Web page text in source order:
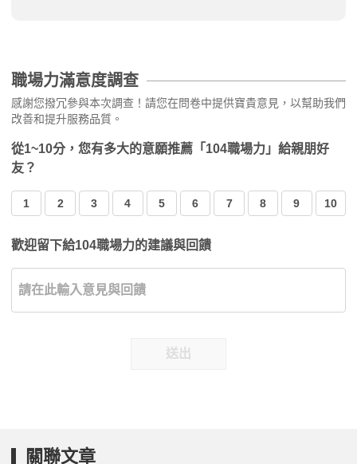
職場力滿意度調查
感謝您撥冗參與本次調查！請您在問卷中提供寶貴意見，以幫助我們
改善和提升服務品質。
從1~10分，您有多大的意願推薦「104職場力」給親朋好
友？
1 2 3 4 5 6 7 8 9 10
歡迎留下給104職場力的建議與回饋
送出
關聯文章